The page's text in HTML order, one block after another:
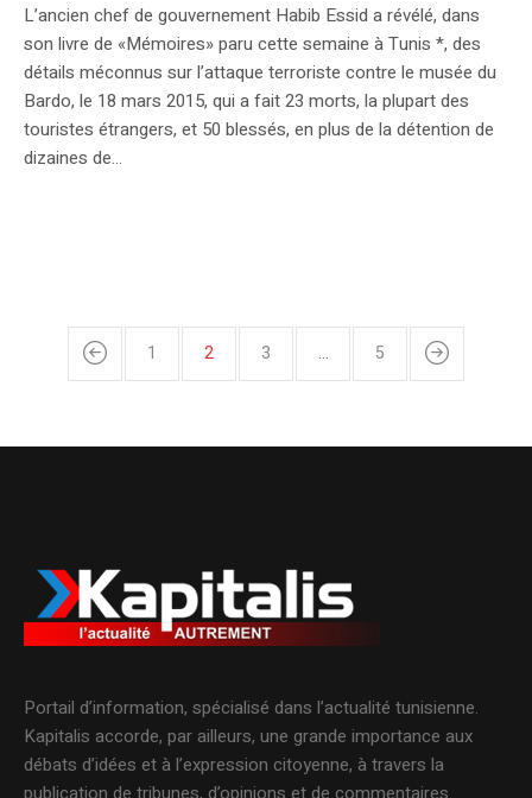
L’ancien chef de gouvernement Habib Essid a révélé, dans
son livre de «Mémoires» paru cette semaine à Tunis *, des
détails méconnus sur l’attaque terroriste contre le musée du
Bardo, le 18 mars 2015, qui a fait 23 morts, la plupart des
touristes étrangers, et 50 blessés, en plus de la détention de
dizaines de...
1 2 3 … 5
Portail d’information, spécialisé dans l’actualité tunisienne.
Kapitalis accorde, par ailleurs, une grande importance aux
débats d’idées et à l’expression citoyenne, à travers la